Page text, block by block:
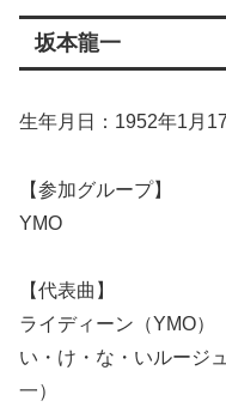
坂本龍一
生年月日：1952年1月
【参加グループ】
YMO
【代表曲】
ライディーン（YMO）
い・け・な・いルージ
一）